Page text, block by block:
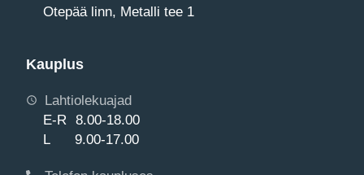
Otepää linn, Metalli tee 1
Kauplus
Lahtiolekuajad
E-R 8.00-18.00
L 9.00-17.00